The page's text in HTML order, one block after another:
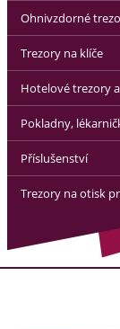
Ohnivzdorné
Trezory na klíče
Hotelové trezory
Pokladny,
Příslušenství
Trezory na otisk